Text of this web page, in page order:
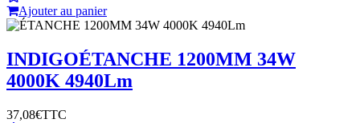
Ajouter au panier
INDIGOÉTANCHE 1200MM 34W
4000K 4940Lm
37,08€TTC